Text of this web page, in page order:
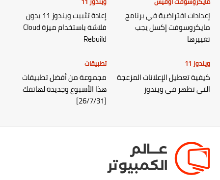
إعدادات افتراضية في برنامج
مايكروسوفت إكسل يجب
تغييرها
إعادة تثبيت ويندوز 11 بدون
فلاشة باستخدام ميزة Cloud
Rebuild
ويندوز 11
كيفية تعطيل الإعلانات المزعجة
التي تظهر في ويندوز
تطبيقات
مجموعة من أفضل تطبيقات
هذا الأسبوع وجديدة لهاتفك
[26/7/31]